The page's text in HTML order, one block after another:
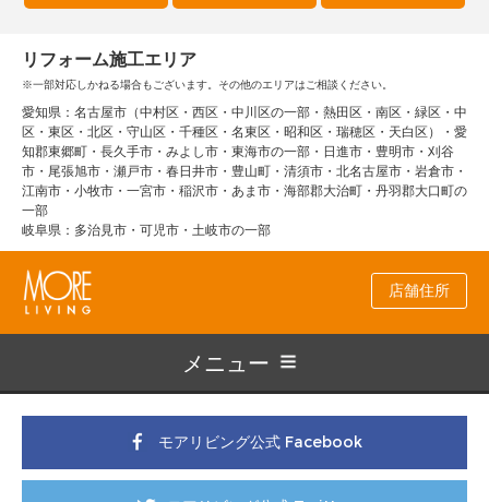
リフォーム施工エリア
※一部対応しかねる場合もございます。その他のエリアはご相談ください。
愛知県：名古屋市（中村区・西区・中川区の一部・熱田区・南区・緑区・中
区・東区・北区・守山区・千種区・名東区・昭和区・瑞穂区・天白区）・愛
知郡東郷町・長久手市・みよし市・東海市の一部・日進市・豊明市・刈谷
市・尾張旭市・瀬戸市・春日井市・豊山町・清須市・北名古屋市・岩倉市・
江南市・小牧市・一宮市・稲沢市・あま市・海部郡大治町・丹羽郡大口町の
一部
岐阜県：多治見市・可児市・土岐市の一部
店舗住所
メニュー
モアリビング公式 Facebook